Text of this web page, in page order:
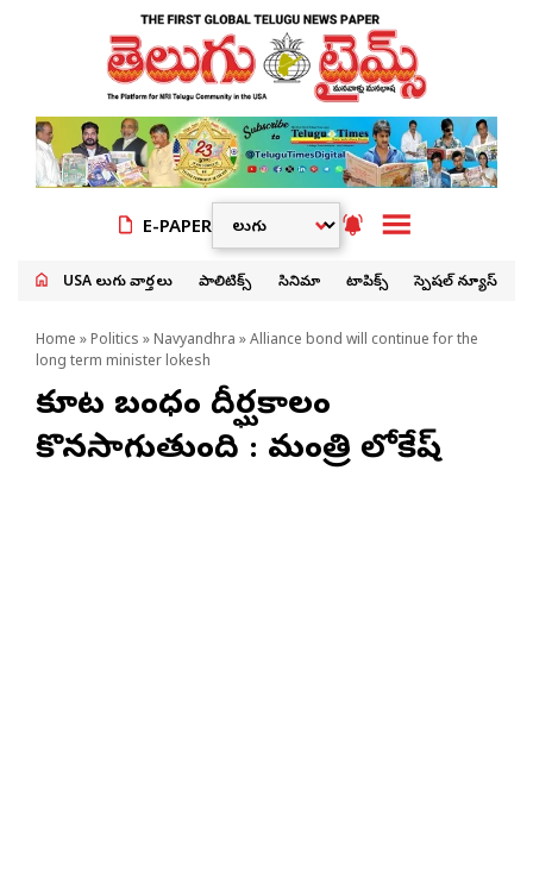
E-PAPER
USA తెలుగు వార్తలు పాలిటిక్స్ సినిమా టాపిక్స్ స్పెషల్ న్యూస్
Home » Politics » Navyandhra » Alliance bond will continue for the
long term minister lokesh
కూటమి బంధం దీర్ఘకాలం
కొనసాగుతుంది : మంత్రి లోకేష్